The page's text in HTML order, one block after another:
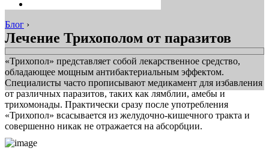
Блог ›
Лечение Трихополом от паразитов
«Трихопол» представляет собой лекарственное средство,
обладающее мощным антибактериальным эффектом.
Специалисты часто прописывают медикамент для избавления
от различных паразитов, таких как лямблии, амебы и
трихомонады. Практически сразу после употребления
«Трихопол» всасывается из желудочно-кишечного тракта и
совершенно никак не отражается на абсорбции.